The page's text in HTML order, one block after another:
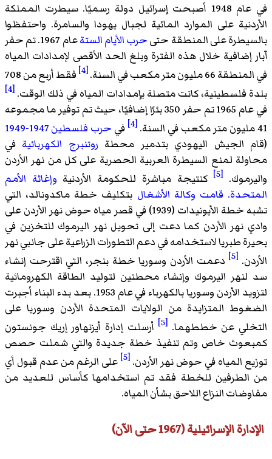
في عام 1948 أصبحت إسرائيل دولة رسميًا. سيطرت المملكة
الأردنية على الموارد المائية لجبال يهودا والسامرة. واحتفظوا
بالسيطرة على المنطقة حتىحرب الأيام الستة
عام 1967. تم حفر
آبار إضافية خلال هذه الفترة وبلغ الحد الأقصى لإمدادات المياه
في المنطقة 66 مليون متر مكعب في السنة.
[4]
فقط أربع من 708
بلدة فلسطينية، كانت متصلة بإمدادات المياه في ذلك الوقت. [4]
في عام 1965 تم حفر 350 بئرًا إضافيًا، حيث تم توفير ما مجموعه
41 مليون متر مكعب في السنة.
[4] في حرب فلسطين 1947-1949
(قام الجيش اليهودي بتدمير محطة روتنبرج الكهربائية في
محاولة لمنع السيطرة العربية الحصرية على كل من نهر الأردن
واليرموك. [5] كنتيجة مباشرة للحكومة الأردنية وإغاثة الأمم
المتحدة. قامت وكالة الأشغال بتكليف خطة ماكدونالد، التي
تشبه خطة الأيونيدات (1939) في قصر مياه حوض نهر الأردن على
وادي نهر الأردن كما دعت إلى تحويل نهر اليرموك للتخزين في
بحيرة طبريا لاستخدامه في دعم التطورات الزراعية على جانبي نهر
الأردن. [5]
دعمت الأردن وسوريا خطة بنجر، التي اقترحت إنشاء
سد لنهر اليرموك وإنشاء محطتين لتوليد الطاقة الكهرومائية
لتزويد الأردن وسوريا بالكهرباء في عام 1953. بعد بدء البناء أجبرت
الضغوط المتزايدة من الولايات المتحدة الأردن وسوريا على
التخلي عن خططهما. [5]
أرسلت إدارة أيزنهاور إريك جونستون
كمبعوث خاص وتم تنفيذ خطة جديدة والتي شملت حصص
توزيع المياه في حوض نهر الأردن. [5]
على الرغم من عدم قبول أي
من الطرفين للخطة فقد تم استخدامها كأساس للعديد من
مفاوضات النزاع اللاحق بشأن المياه.
الإدارة الإسرائيلية (1967 حتى الآن)